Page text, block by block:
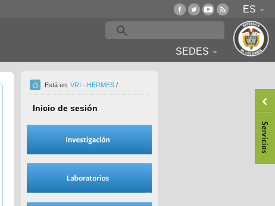
ES
SEDES
Está en: VRI - HERMES /
Inicio de sesión